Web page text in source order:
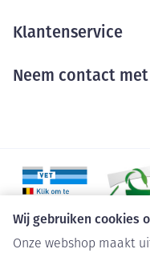
Wij gebruiken cookies
Onze webshop maakt
Klantenservice
Neem contact
Juridische links